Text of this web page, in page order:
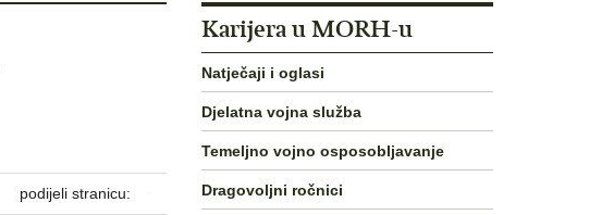
podijeli stranicu:
Karijera u MORH-u
Natječaji i oglasi
Djelatna vojna služba
Temeljno vojno osposobljavanje
Dragovoljni ročnici